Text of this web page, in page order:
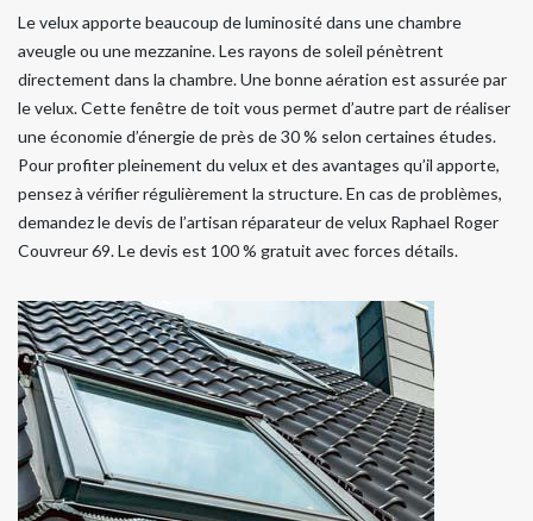
Le velux apporte beaucoup de luminosité dans une chambre
aveugle ou une mezzanine. Les rayons de soleil pénètrent
directement dans la chambre. Une bonne aération est assurée par
le velux. Cette fenêtre de toit vous permet d’autre part de réaliser
une économie d’énergie de près de 30 % selon certaines études.
Pour profiter pleinement du velux et des avantages qu’il apporte,
pensez à vérifier régulièrement la structure. En cas de problèmes,
demandez le devis de l’artisan réparateur de velux Raphael Roger
Couvreur 69. Le devis est 100 % gratuit avec forces détails.